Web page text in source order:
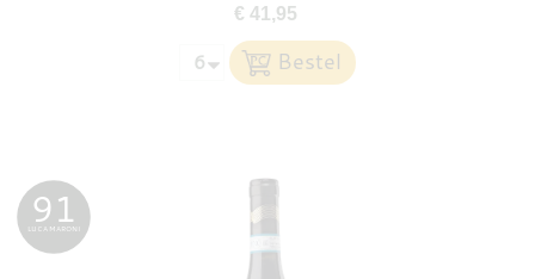
€ 41,95
91
LUCA MARONI